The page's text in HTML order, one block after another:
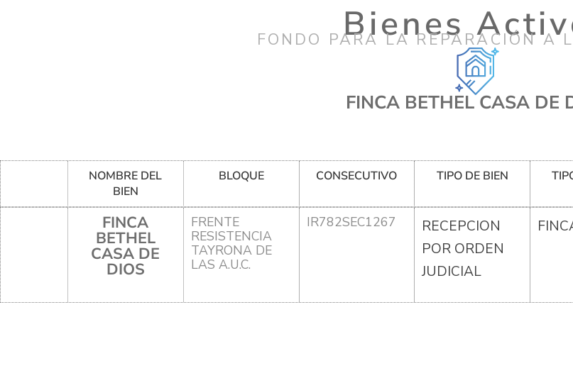
Bienes
FONDO PARA LA REPARACIÓN A
FINCA BETHEL CASA DE
NOMBRE DEL
BIEN
BLOQUE CONSECUTIVO TIPO DE BIEN
FINCA
BETHEL
CASA DE
DIOS
FRENTE
RESISTENCIA
TAYRONA DE
LAS A.U.C.
IR782SEC1267
RECEPCION
POR ORDEN
JUDICIAL